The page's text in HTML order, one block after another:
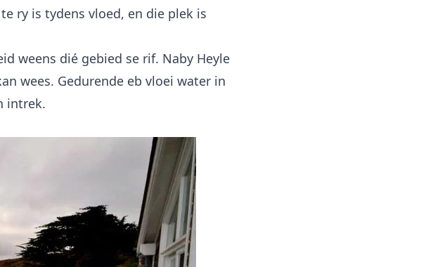
ry is tydens vloed, en die plek is
weens dié gebied se rif. Naby Heyle
wees. Gedurende eb vloei water in
intrek.